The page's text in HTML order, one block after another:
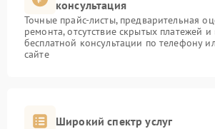
консультация
Точные прайс-листы, предварительная
ремонта, отсутствие скрытых платежей
бесплатной консультации по телефону
сайте
Широкий спектр услуг